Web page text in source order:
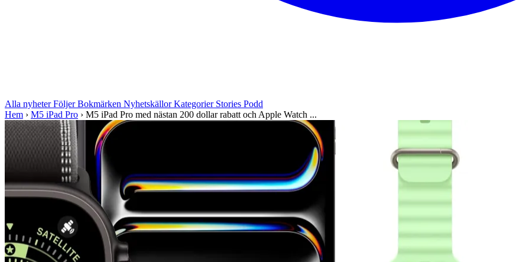
Alla nyheterFöljerBokmärken NyhetskällorKategorier Stories Podd
Hem › M5 iPad Pro › M5 iPad Pro med nästan 200 dollar rabatt och Apple Watch ...